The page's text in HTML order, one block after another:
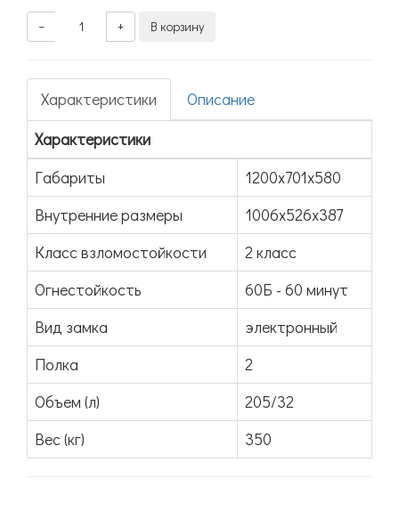
− + В корзину
Характеристики
Описание
Характеристики
Габариты
1200x701x580
Внутренние размеры
1006x526x387
Класс взломостойкости
2 класс
Огнестойкость
60Б - 60 минут
Вид замка
электронный
Полка
2
Объем (л)
205/32
Вес (кг)
350